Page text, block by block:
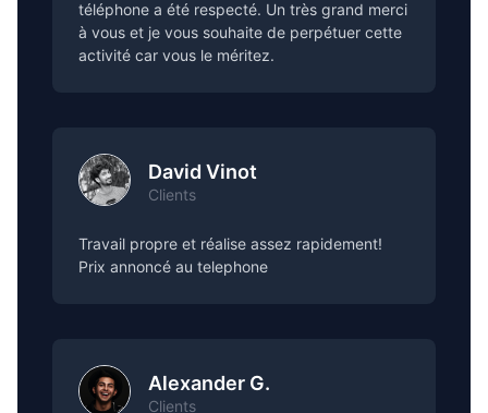
téléphone a été respecté. Un très grand merci
à vous et je vous souhaite de perpétuer cette
activité car vous le méritez.
David Vinot
Clients
Travail propre et réalise assez rapidement!
Prix annoncé au telephone
Alexander G.
Clients